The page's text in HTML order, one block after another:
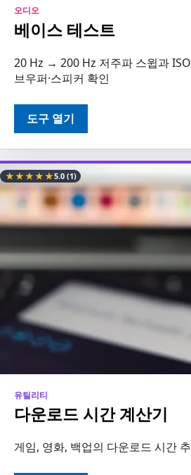
오디오
베이스 테스트
20 Hz → 200 Hz 저주파 스윕과
브우퍼·스피커 확인
도구 열기
★★★★★5.0(1)
유틸리티
다운로드 시간 계산기
게임, 영화, 백업의 다운로드 시간